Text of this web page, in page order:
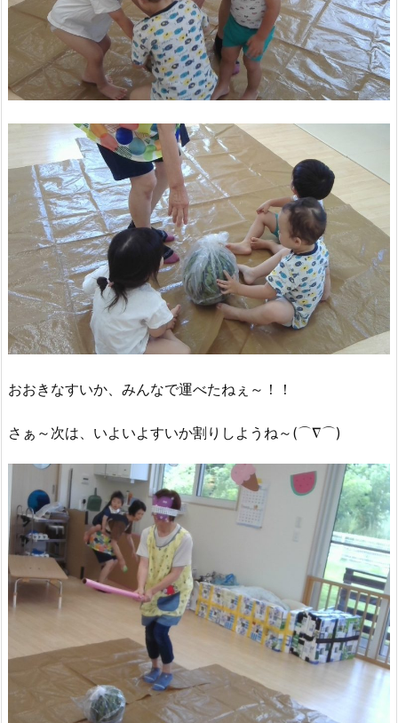
おおきなすいか、みんなで運べたねぇ～！！
さぁ～次は、いよいよすいか割りしようね～(⌒∇⌒)